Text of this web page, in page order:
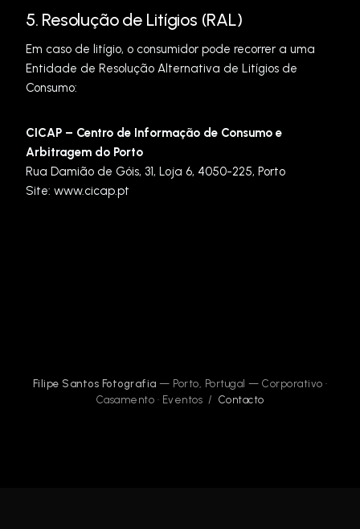
5. Resolução de Litígios (RAL)
Em caso de litígio, o consumidor pode recorrer a uma
Entidade de Resolução Alternativa de Litígios de
Consumo:
CICAP – Centro de Informação de Consumo e
Arbitragem do Porto
Rua Damião de Góis, 31, Loja 6, 4050-225, Porto
Site: www.cicap.pt
Filipe Santos Fotografia — Porto, Portugal — Corporativo ·
Casamento · Eventos / Contacto